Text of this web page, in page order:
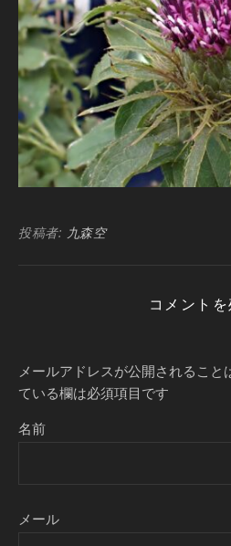
投稿者: 九森空
コメント
メールアドレスが公開されること
ている欄は必須項目です
名前
メール